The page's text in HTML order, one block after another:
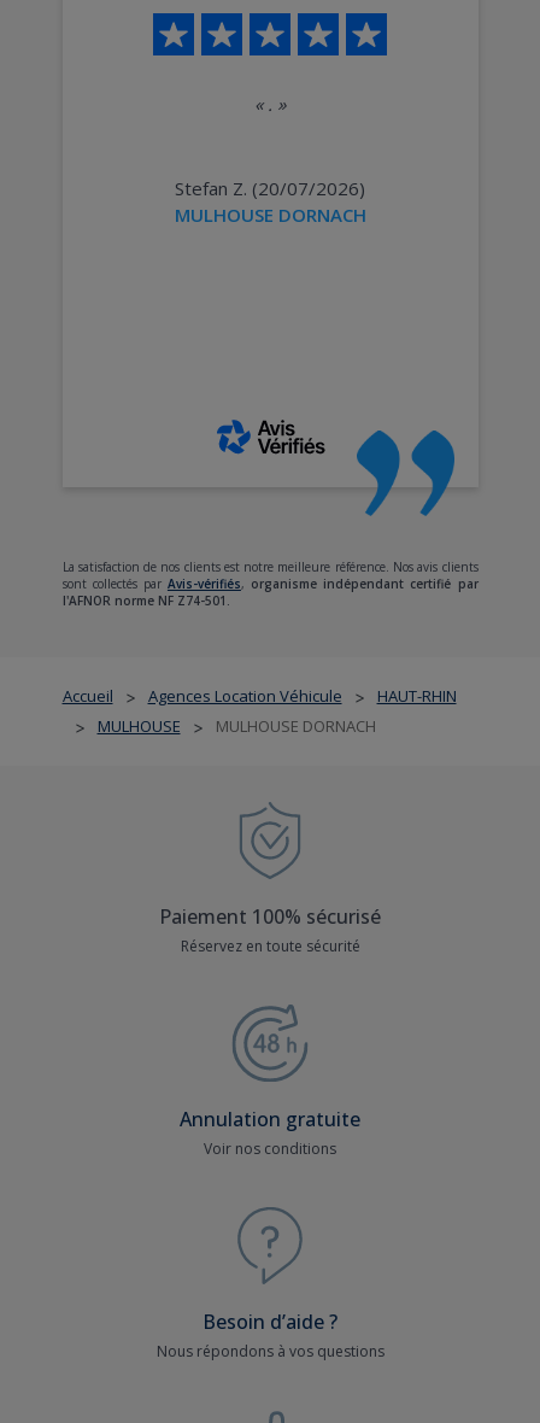
Accueil > Agences Location Véhicule > HAUT-RHIN
> MULHOUSE > MULHOUSE DORNACH
« . »
Stefan Z. (20/07/2026)
MULHOUSE DORNACH
La satisfaction de nos clients est notre meilleure référence. Nos avis clients
sont collectés par Avis-vérifiés, organisme indépendant certifié par
l'AFNOR norme NF Z74-501.
Paiement 100% sécurisé
Réservez en toute sécurité
Annulation gratuite
Voir nos conditions
Besoin d’aide ?
Nous répondons à vos questions